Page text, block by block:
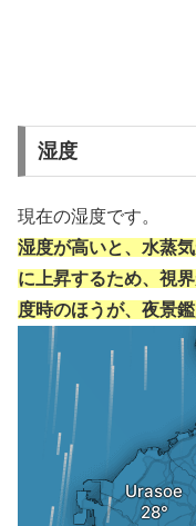
湿度
現在の湿度です。
湿度が高いと、水蒸
に上昇するため、視
度時のほうが、夜景